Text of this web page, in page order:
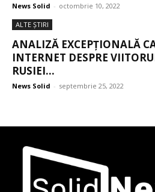
News Solid - octombrie 10, 2022
ALTE ŞTIRI
ANALIZĂ EXCEPȚIONALĂ
INTERNET DESPRE
RUSIEI...
News Solid - septembrie 25, 2022